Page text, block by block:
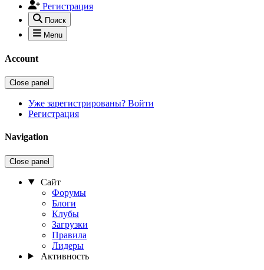
Регистрация
Поиск
Menu
Account
Close panel
Уже зарегистрированы? Войти
Регистрация
Navigation
Close panel
Сайт
Форумы
Блоги
Клубы
Загрузки
Правила
Лидеры
Активность